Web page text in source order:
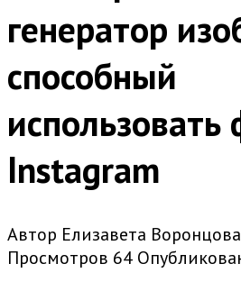
генератор
способный
использовать
Instagram
Автор Елизавета Воронцова
Просмотров 64